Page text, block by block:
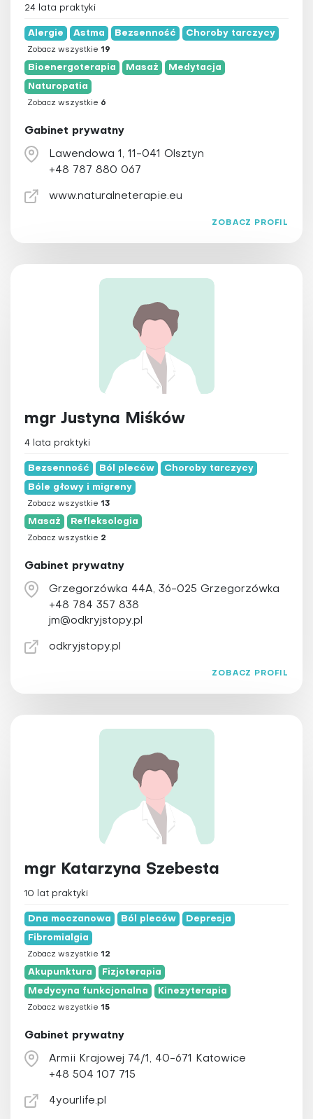
24 lata praktyki
Alergie Astma Bezsenność Choroby tarczycy
Zobacz wszystkie 19
Bioenergoterapia Masaż Medytacja
Naturopatia
Zobacz wszystkie 6
Gabinet prywatny
Lawendowa 1, 11-041 Olsztyn
+48 787 880 067
www.naturalneterapie.eu
ZOBACZ PROFIL
mgr Justyna Miśków
4 lata praktyki
Bezsenność Ból pleców Choroby tarczycy
Bóle głowy i migreny
Zobacz wszystkie 13
Masaż Refleksologia
Zobacz wszystkie 2
Gabinet prywatny
Grzegorzówka 44A, 36-025 Grzegorzówka
+48 784 357 838
jm@odkryjstopy.pl
odkryjstopy.pl
ZOBACZ PROFIL
mgr Katarzyna Szebesta
10 lat praktyki
Dna moczanowa Ból pleców Depresja
Fibromialgia
Zobacz wszystkie 12
Akupunktura Fizjoterapia
Medycyna funkcjonalna Kinezyterapia
Zobacz wszystkie 15
Gabinet prywatny
Armii Krajowej 74/1, 40-671 Katowice
+48 504 107 715
4yourlife.pl